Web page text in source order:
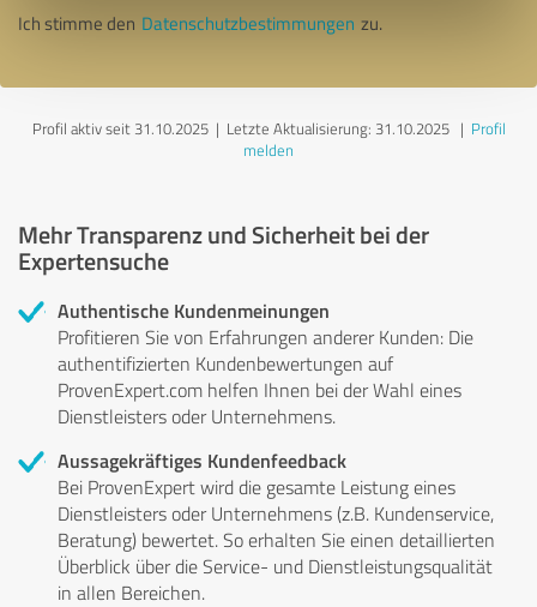
Ich stimme den Datenschutzbestimmungen zu.
Profil aktiv seit 31.10.2025 | Letzte Aktualisierung: 31.10.2025| Profil
melden
Mehr Transparenz und Sicherheit bei der
Expertensuche
Authentische Kundenmeinungen
Profitieren Sie von Erfahrungen anderer Kunden: Die
authentifizierten Kundenbewertungen auf
ProvenExpert.com helfen Ihnen bei der Wahl eines
Dienstleisters oder Unternehmens.
Aussagekräftiges Kundenfeedback
Bei ProvenExpert wird die gesamte Leistung eines
Dienstleisters oder Unternehmens (z.B. Kundenservice,
Beratung) bewertet. So erhalten Sie einen detaillierten
Überblick über die Service- und Dienstleistungsqualität
in allen Bereichen.